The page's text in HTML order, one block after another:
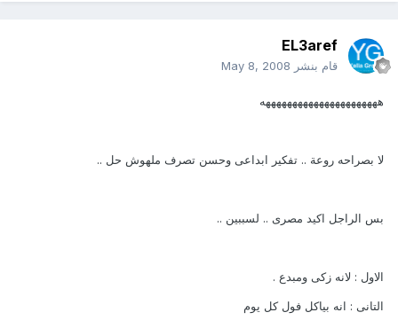
EL3aref
قام بنشر May 8, 2008
ههههههههههههههههههههههه
لا بصراحه روعة .. تفكير ابداعى وحسن تصرف ملهوش حل ..
بس الراجل اكيد مصرى .. لسببين ..
الاول : لانه زكى ومبدع .
التانى : انه بياكل فول كل يوم